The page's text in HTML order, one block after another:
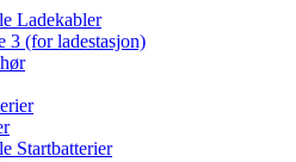
Ladekabler
3 (for ladestasjon)
Startbatterier